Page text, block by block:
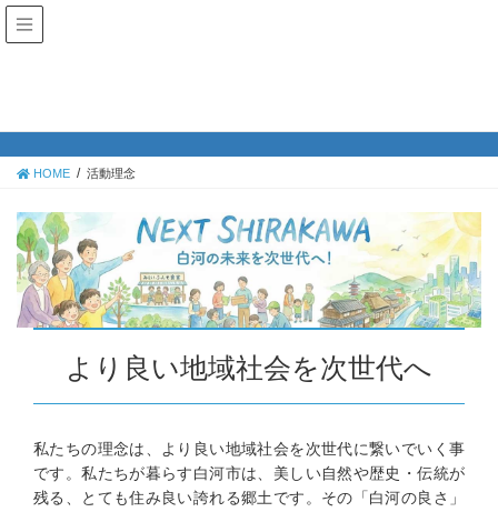
HOME 活動理念
より良い地域社会を次世代へ
私たちの理念は、より良い地域社会を次世代に繋いでいく事
です。私たちが暮らす白河市は、美しい自然や歴史・伝統が
残る、とても住み良い誇れる郷土です。その「白河の良さ」